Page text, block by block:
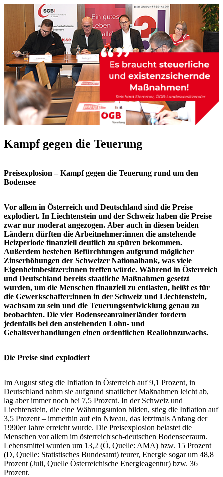
Kampf gegen die Teuerung
Preisexplosion – Kampf gegen die Teuerung rund um den
Bodensee
Vor allem in Österreich und Deutschland sind die Preise
explodiert. In Liechtenstein und der Schweiz haben die Preise
zwar nur moderat angezogen. Aber auch in diesen beiden
Ländern dürften die Arbeitnehmer:innen die anstehende
Heizperiode finanziell deutlich zu spüren bekommen.
Außerdem bestehen Befürchtungen aufgrund möglicher
Zinserhöhungen der Schweizer Nationalbank, was viele
Eigenheimbesitzer:innen treffen würde. Während in Österreich
und Deutschland bereits staatliche Maßnahmen gesetzt
wurden, um die Menschen finanziell zu entlasten, heißt es für
die Gewerkschafter:innen in der Schweiz und Liechtenstein,
wachsam zu sein und die Teuerungsentwicklung genau zu
beobachten. Die vier Bodenseeanrainerländer fordern
jedenfalls bei den anstehenden Lohn- und
Gehaltsverhandlungen einen ordentlichen Reallohnzuwachs.
Die Preise sind explodiert
Im August stieg die Inflation in Österreich auf 9,1 Prozent, in
Deutschland nahm sie aufgrund staatlicher Maßnahmen leicht ab,
lag aber immer noch bei 7,5 Prozent. In der Schweiz und
Liechtenstein, die eine Währungsunion bilden, stieg die Inflation auf
3,5 Prozent – immerhin auf ein Niveau, das letztmals Anfang der
1990er Jahre erreicht wurde. Die Preisexplosion belastet die
Menschen vor allem im österreichisch-deutschen Bodenseeraum.
Lebensmittel wurden um 13,2 (Ö, Quelle: AMA) bzw. 15 Prozent
(D, Quelle: Statistisches Bundesamt) teurer, Energie sogar um 48,8
Prozent (Juli, Quelle Österreichische Energieagentur) bzw. 36
Prozent.